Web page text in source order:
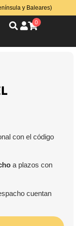
y Baleares)
0
con el código
a plazos con
cuentan